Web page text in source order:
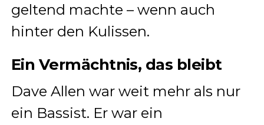
geltend machte – wenn auch
hinter den Kulissen.
Ein Vermächtnis, das bleibt
Dave Allen war weit mehr als nur
ein Bassist. Er war ein